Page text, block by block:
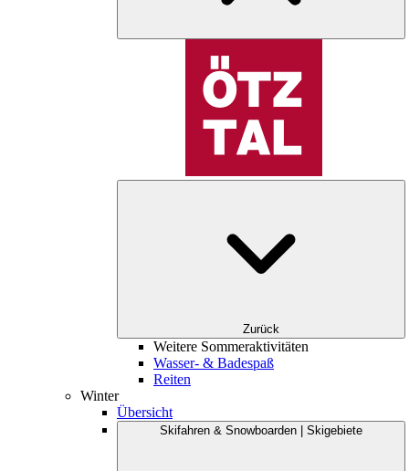
Zurück
Weitere Sommeraktivitäten
Wasser- & Badespaß
Reiten
Winter
Übersicht
Skifahren & Snowboarden | Skigebiete